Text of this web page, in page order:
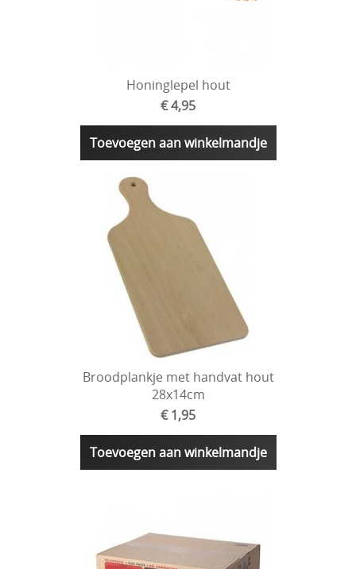
Honinglepel hout
€ 4,95
Toevoegen aan winkelmandje
Broodplankje met handvat hout
28x14cm
€ 1,95
Toevoegen aan winkelmandje